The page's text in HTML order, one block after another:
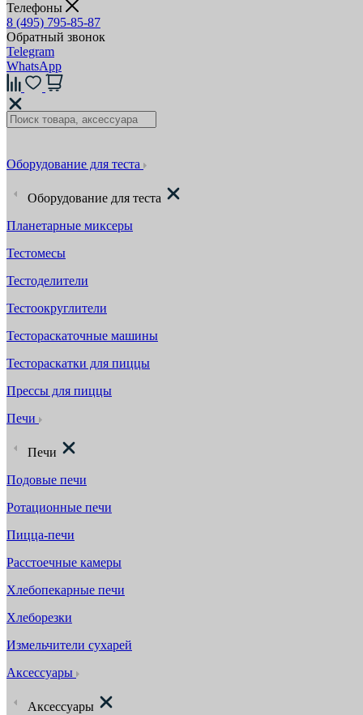
Телефоны
8 (495) 795-85-87
Обратный звонок
Telegram
WhatsApp
Оборудование для теста
Оборудование для теста
Планетарные миксеры
Тестомесы
Тестоделители
Тестоокруглители
Тестораскаточные машины
Тестораскатки для пиццы
Прессы для пиццы
Печи
Печи
Подовые печи
Ротационные печи
Пицца-печи
Расстоечные камеры
Хлебопекарные печи
Хлеборезки
Измельчители сухарей
Аксессуары
Аксессуары